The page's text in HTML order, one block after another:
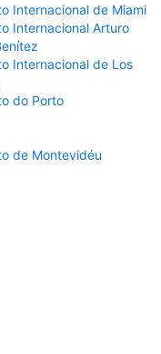
Internacional de Miami
Internacional Arturo
Internacional de Los
do Porto
de Montevidéu